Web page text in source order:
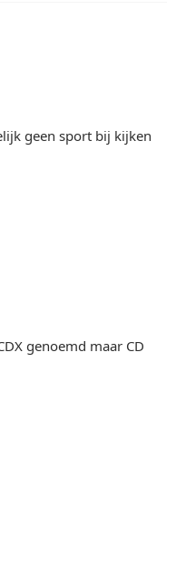
geen sport bij kijken
genoemd maar CD